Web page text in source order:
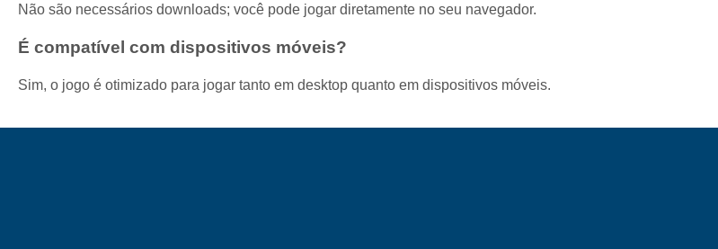
Não são necessários downloads; você pode jogar diretamente no seu navegador.
É compatível com dispositivos móveis?
Sim, o jogo é otimizado para jogar tanto em desktop quanto em dispositivos móveis.